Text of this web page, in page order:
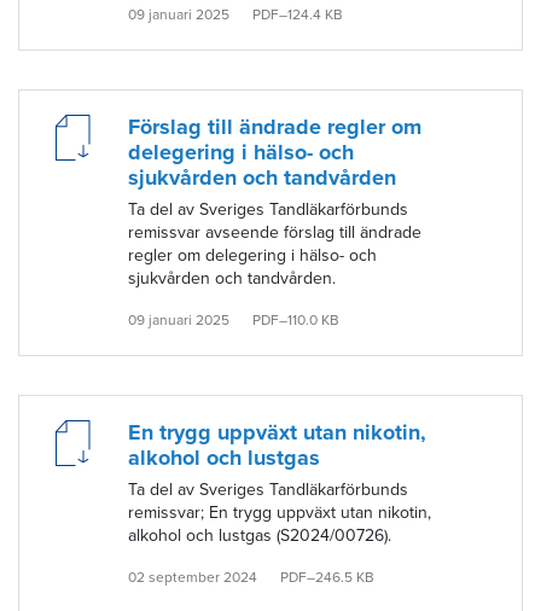
09 januari 2025 PDF–124.4 KB
Förslag till ändrade regler om
delegering i hälso- och
sjukvården och tandvården
Ta del av Sveriges Tandläkarförbunds
remissvar avseende förslag till ändrade
regler om delegering i hälso- och
sjukvården och tandvården.
09 januari 2025 PDF–110.0 KB
En trygg uppväxt utan nikotin,
alkohol och lustgas
Ta del av Sveriges Tandläkarförbunds
remissvar; En trygg uppväxt utan nikotin,
alkohol och lustgas (S2024/00726).
02 september 2024 PDF–246.5 KB